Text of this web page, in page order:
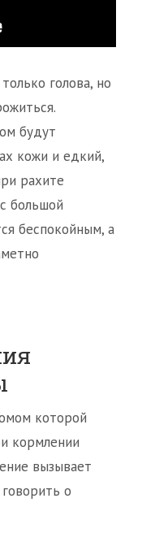
голова, но
будут
кожи и едкий,
рахите
большой
беспокойным, а
которой
кормлении
вызывает
о